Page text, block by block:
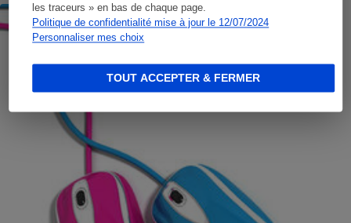
les traceurs » en bas de chaque page.
Politique de confidentialité mise à jour le 12/07/2024
Personnaliser mes choix
TOUT ACCEPTER & FERMER